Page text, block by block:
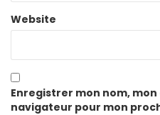
Website
Enregistrer mon nom,
navigateur pour mon